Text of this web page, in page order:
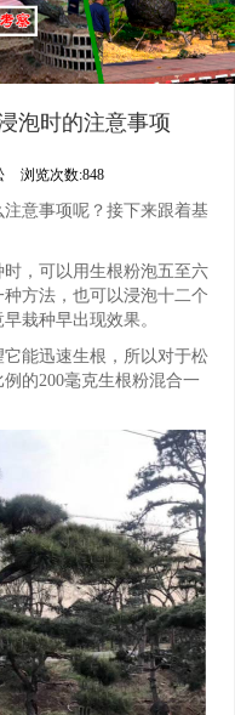
泡时的注意事项
浏览次数:848
意事项呢？接下来跟着基
，可以用生根粉泡五至六
方法，也可以浸泡十二个
栽种早出现效果。
它能迅速生根，所以对于松
的200毫克生根粉混合一